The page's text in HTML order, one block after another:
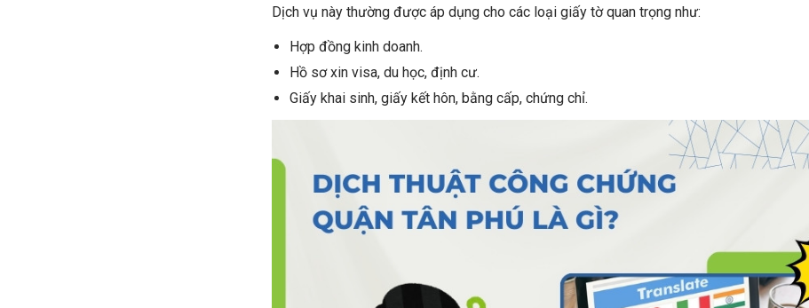
Dịch vụ này thường được áp dụng cho các loại giấy tờ quan trọng như:
Hợp đồng kinh doanh.
Hồ sơ xin visa, du học, định cư.
Giấy khai sinh, giấy kết hôn, bằng cấp, chứng chỉ.